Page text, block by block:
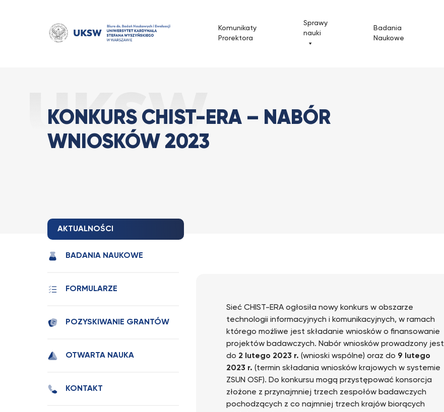
Komunikaty
Prorektora
Sprawy
nauki
Badania
Naukowe
KONKURS CHIST-ERA – NABÓR
WNIOSKÓW 2023
AKTUALNOŚCI
BADANIA NAUKOWE
FORMULARZE
POZYSKIWANIE GRANTÓW
OTWARTA NAUKA
KONTAKT
Sieć CHIST-ERA ogłosiła nowy konkurs w obszarze
technologii informacyjnych i komunikacyjnych, w ramach
którego możliwe jest składanie wniosków o finansowanie
projektów badawczych. Nabór wniosków prowadzony jest
do 2 lutego 2023 r. (wnioski wspólne) oraz do 9 lutego
2023 r. (termin składania wniosków krajowych w systemie
ZSUN OSF). Do konkursu mogą przystępować konsorcja
złożone z przynajmniej trzech zespołów badawczych
pochodzących z co najmniej trzech krajów biorących